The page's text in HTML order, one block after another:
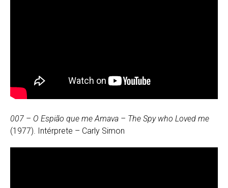
007 – O Espião que me Amava – The Spy who Loved me
(1977). Intérprete – Carly Simon